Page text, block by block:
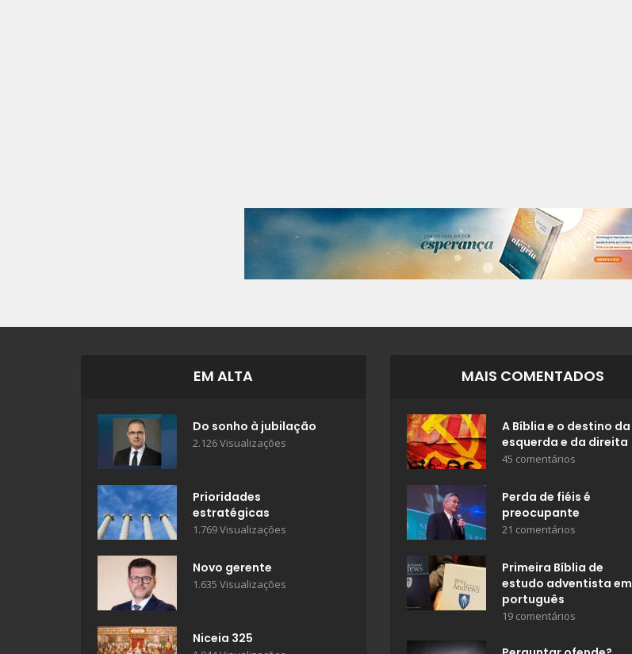
EM ALTA
Do sonho à jubilação
2.126 Visualizações
Prioridades
estratégicas
1.769 Visualizações
Novo gerente
1.635 Visualizações
Niceia 325
MAIS COMENTADOS
A Bíblia e o destino da
esquerda e da direita
45 comentários
Perda de fiéis é
preocupante
21 comentários
Primeira Bíblia de
estudo adventista em
português
19 comentários